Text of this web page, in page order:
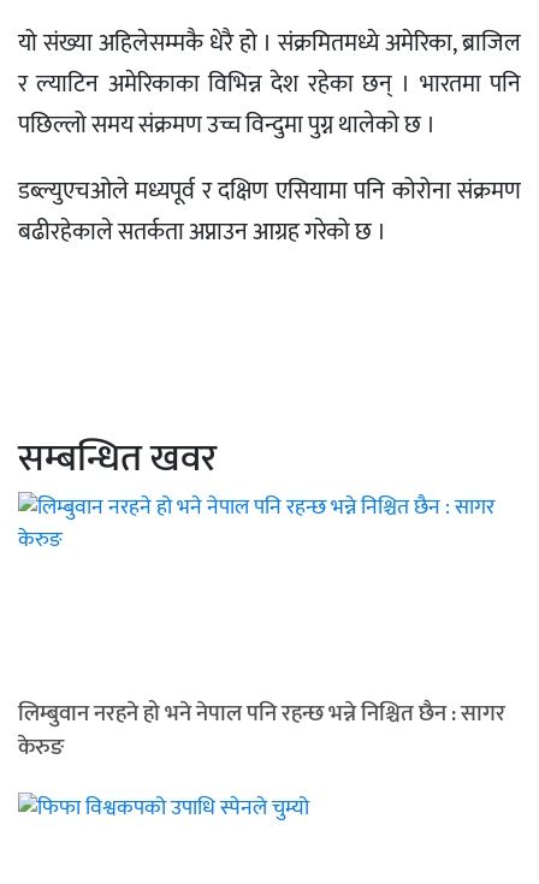
यो संख्या अहिलेसम्मकै धेरै हो । संक्रमितमध्ये अमेरिका, ब्राजिल
र ल्याटिन अमेरिकाका विभिन्न देश रहेका छन् । भारतमा पनि
पछिल्लो समय संक्रमण उच्च विन्दुमा पुग्न थालेको छ ।
डब्ल्युएचओले मध्यपूर्व र दक्षिण एसियामा पनि कोरोना संक्रमण
बढीरहेकाले सतर्कता अप्नाउन आग्रह गरेको छ ।
सम्बन्धित खवर
लिम्बुवान नरहने हो भने नेपाल पनि रहन्छ भन्ने निश्चित छैन : सागर
केरुङ